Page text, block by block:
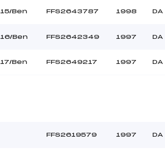
15/Ben FFS2643787 1998 DA
16/Ben FFS2642349 1997 DA
17/Ben FFS2649217 1997 DA
FFS2619579 1997 DA